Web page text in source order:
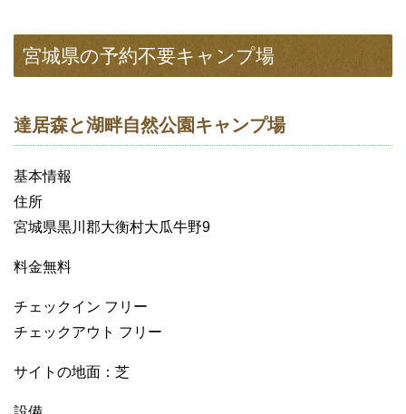
宮城県の予約不要キャンプ場
達居森と湖畔自然公園キャンプ場
基本情報
住所
宮城県黒川郡大衡村大瓜牛野9
料金無料
チェックイン フリー
チェックアウト フリー
サイトの地面：芝